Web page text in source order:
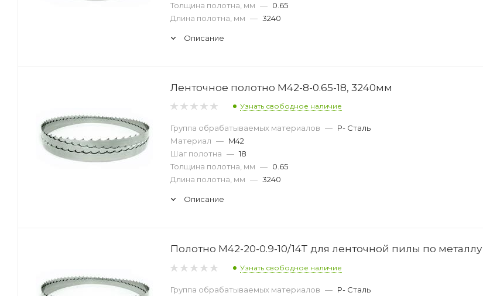
Толщина полотна, мм — 0.65
Длина полотна, мм — 3240
Описание
Ленточное полотно M42-8-0.65-18, 3240мм
Узнать свободное наличие
Группа обрабатываемых материалов — P- Сталь
Материал — M42
Шаг полотна — 18
Толщина полотна, мм — 0.65
Длина полотна, мм — 3240
Описание
Полотно M42-20-0.9-10/14T для ленточной пилы по металлу
Узнать свободное наличие
Группа обрабатываемых материалов — P- Сталь